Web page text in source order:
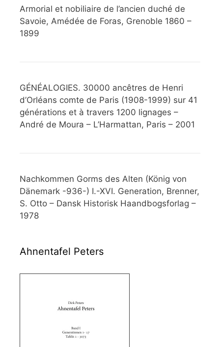
Armorial et nobiliaire de l’ancien duché de
Savoie, Amédée de Foras, Grenoble 1860 –
1899
GÉNÉALOGIES. 30000 ancêtres de Henri
d’Orléans comte de Paris (1908-1999) sur 41
générations et à travers 1200 lignages –
André de Moura – L’Harmattan, Paris – 2001
Nachkommen Gorms des Alten (König von
Dänemark -936-) I.-XVI. Generation, Brenner,
S. Otto – Dansk Historisk Haandbogsforlag –
1978
Ahnentafel Peters